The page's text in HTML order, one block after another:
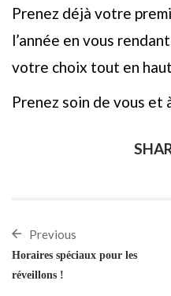
Prenez déjà votre
l’année en vous
votre choix tout en
Prenez soin de vous et
Previous
Horaires spéciaux pour les
réveillons !